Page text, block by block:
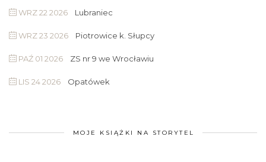
WRZ 22 2026 Lubraniec
WRZ 23 2026 Piotrowice k. Słupcy
PAŹ 01 2026 ZS nr 9 we Wrocławiu
LIS 24 2026 Opatówek
MOJE KSIĄŻKI NA STORYTEL